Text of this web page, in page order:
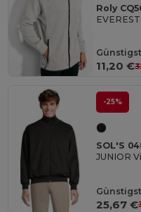
Roly
11,20 €
-25%
SOL'S
JUNIOR
25,67 €